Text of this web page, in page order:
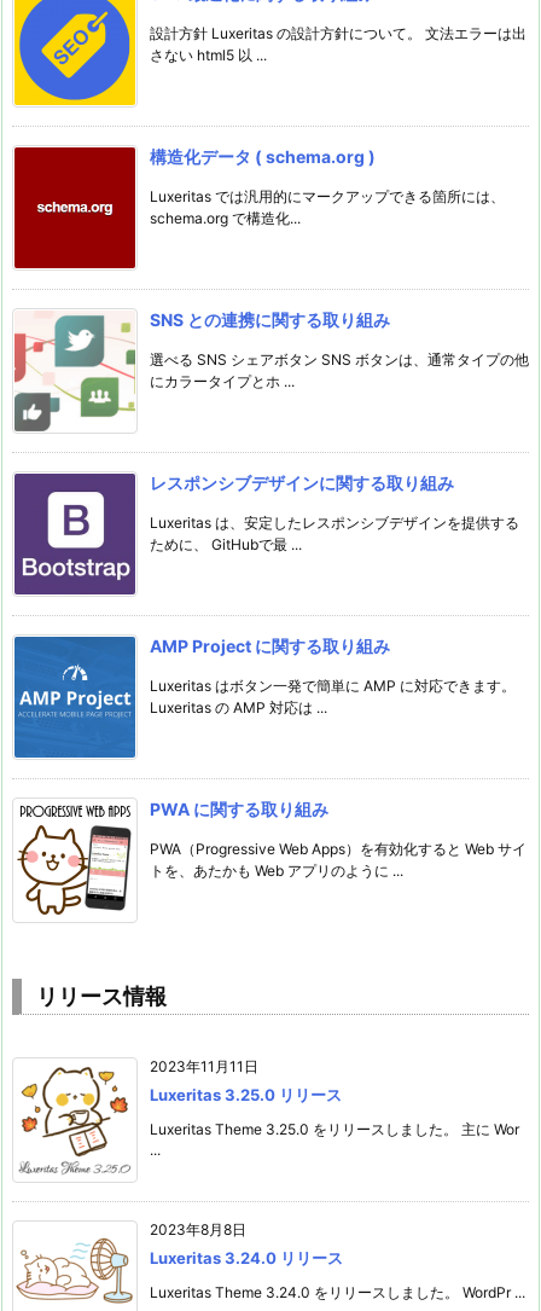
設計方針 Luxeritas の設計方針について。 文法エラーは出
さない html5 以 ...
構造化データ ( schema.org )
Luxeritas では汎用的にマークアップできる箇所には、
schema.org で構造化...
SNS との連携に関する取り組み
選べる SNS シェアボタン SNS ボタンは、通常タイプの他
にカラータイプとホ ...
レスポンシブデザインに関する取り組み
Luxeritas は、安定したレスポンシブデザインを提供する
ために、 GitHubで最 ...
AMP Project に関する取り組み
Luxeritas はボタン一発で簡単に AMP に対応できます。
Luxeritas の AMP 対応は ...
PWA に関する取り組み
PWA（Progressive Web Apps）を有効化すると Web サイ
トを、あたかも Web アプリのように ...
リリース情報
2023年11月11日
Luxeritas 3.25.0 リリース
Luxeritas Theme 3.25.0 をリリースしました。 主に Wor
...
2023年8月8日
Luxeritas 3.24.0 リリース
Luxeritas Theme 3.24.0 をリリースしました。 WordPr ...